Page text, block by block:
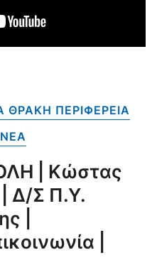
ΠΕΡΙΦΕΡΕΙΑ
| Κώστας
Δ/Σ Π.Υ.
|
|